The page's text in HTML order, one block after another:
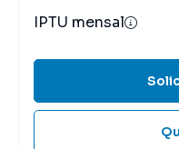
IPTU mensal